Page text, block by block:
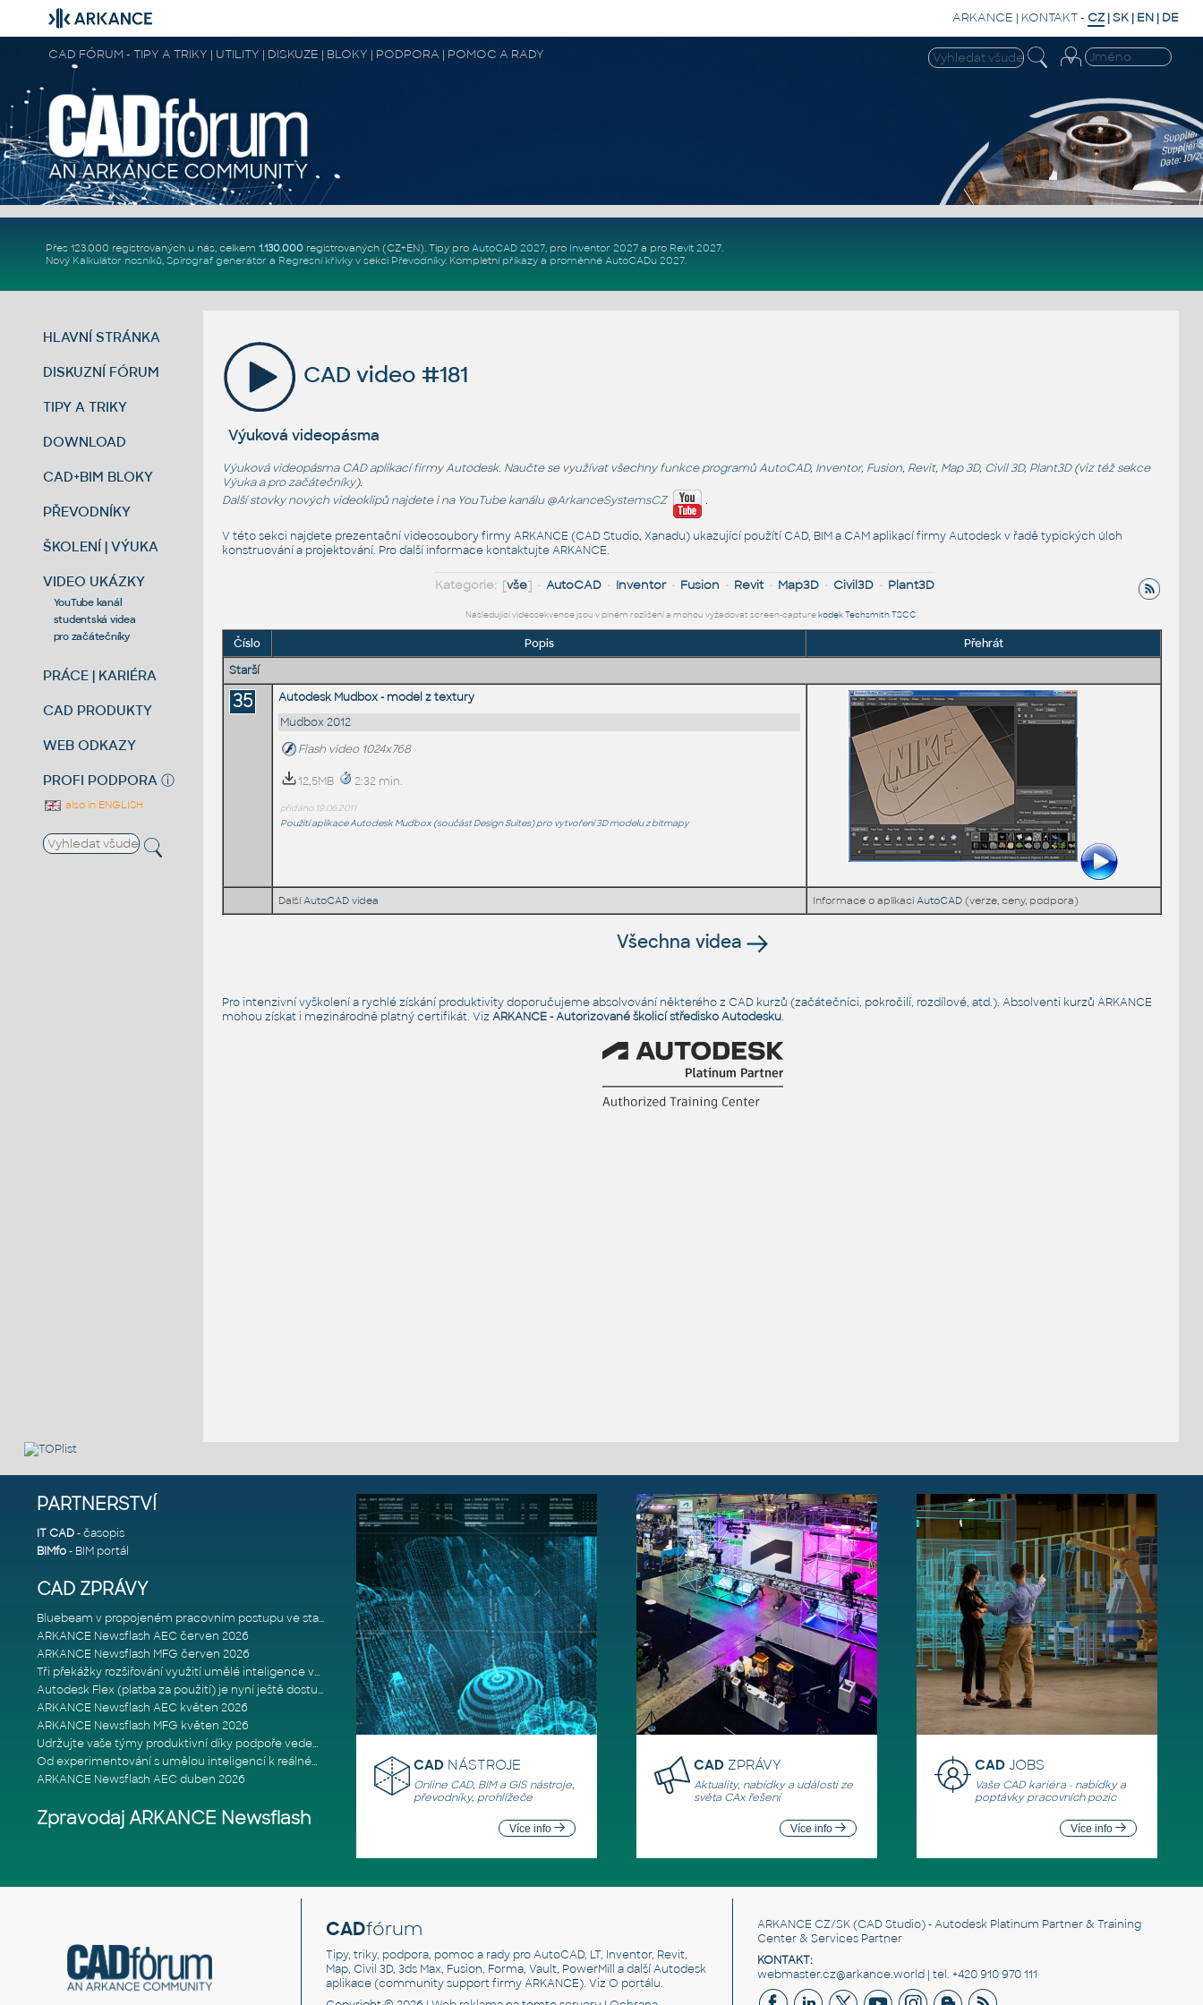
ARKANCE | KONTAKT- CZ |SK | EN | DE
CAD FÓRUM - TIPY A TRIKY | UTILITY | DISKUZE | BLOKY | PODPORA | POMOC A RADY
Přes 123.000 registrovaných u nás, celkem 1.130.000registrovaných (CZ+EN). Tipy pro AutoCAD 2027, pro Inventor 2027a pro Revit 2027.
Nový Kalkulátor nosníků, Spirograf generátor a Regresní křivkyv sekci Převodníky. Kompletní příkazya proměnné AutoCADu 2027.
HLAVNÍ STRÁNKA
DISKUZNÍ FÓRUM
TIPY A TRIKY
DOWNLOAD
CAD+BIM BLOKY
PŘEVODNÍKY
ŠKOLENÍ | VÝUKA
VIDEO UKÁZKY
YouTube kanál
studentská videa
pro začátečníky
PRÁCE | KARIÉRA
CAD PRODUKTY
WEB ODKAZY
PROFI PODPORA ⓘ
also in ENGLISH
CAD video #181
Výuková videopásma
Výuková videopásma CAD aplikací firmy Autodesk. Naučte se využívat všechny funkce programů AutoCAD, Inventor, Fusion, Revit, Map 3D, Civil 3D, Plant3D (viz též sekce
Výukaapro začátečníky).
Další stovky nových videoklipů najdete i na YouTube kanálu@ArkanceSystemsCZ .
V této sekci najdete prezentační videosoubory firmy ARKANCE (CAD Studio, Xanadu) ukazující použítí CAD, BIM a CAM aplikací firmy Autodesk v řadě typických úloh
konstruování a projektování. Pro další informace kontaktujte ARKANCE.
Kategorie: [vše] •AutoCAD • Inventor• Fusion • Revit• Map3D • Civil3D • Plant3D
Následující videosekvence jsou v plném rozlišení a mohou vyžadovat screen-capture kodek Techsmith TSCC.
Číslo Popis
Přehrát
Starší
35
Autodesk Mudbox - model z textury
Mudbox 2012
Flash video 1024x768
12,5MB 2:32 min.
přidáno 19.06.2011
Použití aplikace Autodesk Mudbox (součást Design Suites) pro vytvoření 3D modelu z bitmapy
Další AutoCAD videa Informace o aplikaci AutoCAD(verze, ceny, podpora)
Všechna videa
Pro intenzivní vyškolení a rychlé získání produktivity doporučujeme absolvování některého z CAD kurzů (začátečníci, pokročilí, rozdílové, atd.). Absolventi kurzů ARKANCE
mohou získat i mezinárodně platný certifikát. Viz ARKANCE - Autorizované školicí středisko Autodesku.
PARTNERSTVÍ
IT CAD- časopis
BIMfo- BIM portál
CAD ZPRÁVY
Bluebeam v propojeném pracovním postupu ve stavebnictví: Proč je int
ARKANCE Newsflash AEC červen 2026
ARKANCE Newsflash MFG červen 2026
Tři překážky rozšiřování využití umělé inteligence ve stavebním prům
Autodesk Flex (platba za použití) je nyní ještě dostupnější
ARKANCE Newsflash AEC květen 2026
ARKANCE Newsflash MFG květen 2026
Udržujte vaše týmy produktivní díky podpoře vedené odborníky
Od experimentování s umělou inteligencí k reálnému dopadu na podniká
ARKANCE Newsflash AEC duben 2026
Zpravodaj ARKANCE Newsflash
CAD NÁSTROJE
Online CAD, BIM a GIS nástroje,
převodníky, prohlížeče
Více info
CAD ZPRÁVY
Aktuality, nabídky a události ze
světa CAx řešení
Více info
CADJOBS
Vaše CAD kariéra - nabídky a
poptávky pracovních pozic
Více info
CADfórum
Tipy, triky, podpora, pomoc a rady pro AutoCAD, LT, Inventor, Revit,
Map, Civil 3D, 3ds Max, Fusion, Forma, Vault, PowerMill a další Autodesk
aplikace (community support firmy ARKANCE). Viz O portálu.
ARKANCE CZ/SK(CAD Studio) - Autodesk Platinum Partner & Training
Center & Services Partner
KONTAKT:
webmaster.cz@arkance.world | tel. +420 910 970 111